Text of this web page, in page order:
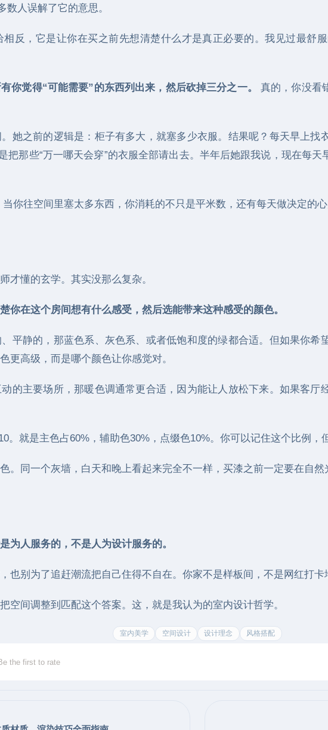
数人误解了它的意思。
反，它是让你在买之前先想清楚什么才是真正必要的。我见过最舒
你觉得“可能需要”的东西列出来，然后砍掉三分之一。
真的，你没看
她之前的逻辑是：柜子有多大，就塞多少衣服。结果呢？每天早上找
把那些“万一哪天会穿”的衣服全部请出去。半年后她跟我说，现在每
当你往空间里塞太多东西，你消耗的不只是平米数，还有每天做决定的
才懂的玄学。其实没那么复杂。
你在这个房间想有什么感受，然后选能带来这种感受的颜色。
平静的，那蓝色系、灰色系、或者低饱和度的绿都合适。但如果你
更高级，而是哪个颜色让你感觉对。
的主要场所，那暖色调通常更合适，因为能让人放松下来。如果客厅
。就是主色占60%，辅助色30%，点缀色10%。你可以记住这个比例，
。同一个灰墙，白天和晚上看起来完全不一样，买漆之前一定要在自然
为人服务的，不是人为设计服务的。
也别为了追赶潮流把自己住得不自在。你家不是样板间，不是网红打卡
空间调整到匹配这个答案。这，就是我认为的室内设计哲学。
室内美学 空间设计 设计理念 风格搭配
the first to rate